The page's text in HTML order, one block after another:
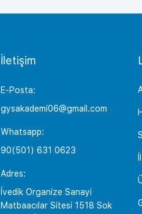
İletişim
E-Posta:
gysakademi06@gmail.com
Whatsapp:
90(501) 631 0623
Adres:
İvedik Organize Sanayi
Matbaacılar Sitesi 1518 Sok